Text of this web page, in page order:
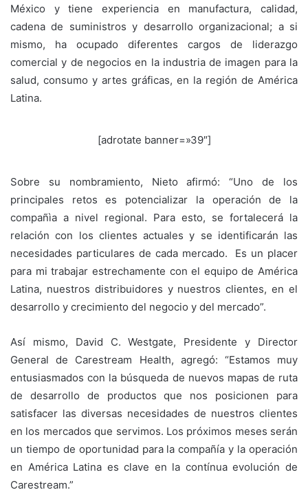
México y tiene experiencia en manufactura, calidad,
cadena de suministros y desarrollo organizacional; a si
mismo, ha ocupado diferentes cargos de liderazgo
comercial y de negocios en la industria de imagen para la
salud, consumo y artes gráficas, en la región de América
Latina.
[adrotate banner=»39″]
Sobre su nombramiento, Nieto afirmó: “Uno de los
principales retos es potencializar la operación de la
compañìa a nivel regional. Para esto, se fortalecerá la
relación con los clientes actuales y se identificarán las
necesidades particulares de cada mercado. Es un placer
para mi trabajar estrechamente con el equipo de América
Latina, nuestros distribuidores y nuestros clientes, en el
desarrollo y crecimiento del negocio y del mercado”.
Así mismo, David C. Westgate, Presidente y Director
General de Carestream Health, agregó: “Estamos muy
entusiasmados con la búsqueda de nuevos mapas de ruta
de desarrollo de productos que nos posicionen para
satisfacer las diversas necesidades de nuestros clientes
en los mercados que servimos. Los próximos meses serán
un tiempo de oportunidad para la compañía y la operación
en América Latina es clave en la contínua evolución de
Carestream.”